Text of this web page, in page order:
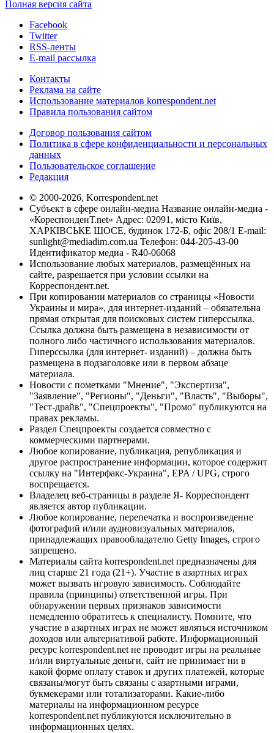
Полная версия сайта
Facebook
Twitter
RSS-ленты
E-mail рассылка
Контакты
Реклама на сайте
Использование материалов korrespondent.net
Правила пользования сайтом
Договор пользования сайтом
Политика в сфере конфиденциальности и персональных
данных
Пользовательское соглашение
Редакция
© 2000-2026, Korrespondent.net
Субъект в сфере онлайн-медиа Название онлайн-медиа -
«КореспонденТ.net» Адрес: 02091, місто Київ,
ХАРКІВСЬКЕ ШОСЕ, будинок 172-Б, офіс 208/1 E-mail:
sunlight@mediadim.com.ua Телефон: 044-205-43-00
Идентификатор медиа - R40-06068
Использование любых материалов, размещённых на
сайте, разрешается при условии ссылки на
Корреспондент.net.
При копировании материалов со страницы «Новости
Украины и мира», для интернет-изданий – обязательна
прямая открытая для поисковых систем гиперссылка.
Ссылка должна быть размещена в независимости от
полного либо частичного использования материалов.
Гиперссылка (для интернет- изданий) – должна быть
размещена в подзаголовке или в первом абзаце
материала.
Новости с пометками "Мнение", "Экспертиза",
"Заявление", "Регионы", "Деньги", "Власть", "Выборы",
"Тест-драйв", "Спецпроекты", "Промо" публикуются на
правах рекламы.
Раздел Спецпроекты создается совместно с
коммерческими партнерами.
Любое копирование, публикация, републикация и
другое распространение информации, которое содержит
ссылку на "Интерфакс-Украина", EPA / UPG, строго
воспрещается.
Владелец веб-страницы в разделе Я- Корреспондент
является автор публикации.
Любое копирование, перепечатка и воспроизведение
фотографий и/или аудиовизуальных материалов,
принадлежащих правообладателю Getty Images, строго
запрещено.
Материалы сайта korrespondent.net предназначены для
лиц старше 21 года (21+). Участие в азартных играх
может вызвать игровую зависимость. Соблюдайте
правила (принципы) ответственной игры. При
обнаружении первых признаков зависимости
немедленно обратитесь к специалисту. Помните, что
участие в азартных играх не может являться источником
доходов или альтернативой работе. Информационный
ресурс korrespondent.net не проводит игры на реальные
и/или виртуальные деньги, сайт не принимает ни в
какой форме оплату ставок и других платежей, которые
связаны/могут быть связаны с азартными играми,
букмекерами или тотализаторами. Какие-либо
материалы на информационном ресурсе
korrespondent.net публикуются исключительно в
информационных целях.